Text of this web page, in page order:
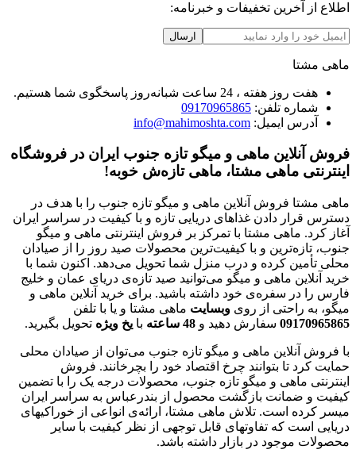
اطلاع از آخرین تخفیفات و خبرنامه:
ارسال
ماهی مشتا
هفت روز هفته ، 24 ساعت شبانه‌روز پاسخگوی شما هستیم.
شماره تلفن: 09170965865
آدرس ایمیل: info@mahimoshta.com
فروش آنلاین ماهی و میگو تازه جنوب ایران در فروشگاه
اینترنتی ماهی مشتا، ماهی تازه‌ش خوبه!
ماهی مشتا فروش آنلاین ماهی و میگو تازه جنوب را با هدف در
دسترس قرار دادن غذاهای دریایی تازه و با کیفیت در سراسر ایران
آغاز کرد. ماهی مشتا با تمرکز بر فروش اینترنتی ماهی و میگو
جنوب، تازه‌ترین و با کیفیت‌ترین محصولات صید روز را از صیادان
محلی تأمین کرده و درب منزل شما تحویل می‌دهد. اکنون شما با
خرید آنلاین ماهی و میگو می‌توانید صید تازه‌ی دریای عمان و خلیج
فارس را در سفره‌ی خود داشته باشید. برای خرید آنلاین ماهی و
میگو، به راحتی از روی وبسایت ماهی مشتا و یا با تلفن
09170965865 سفارش دهید و 48 ساعته با یخ ویژه تحویل بگیرید.
با فروش آنلاین ماهی و میگو تازه جنوب می‌توان از صیادان محلی
حمایت کرد تا بتوانند چرخ اقتصاد خود را بچرخانند. فروش
اینترنتی ماهی و میگو تازه جنوب، محصولات درجه یک را با تضمین
کیفیت و ضمانت بازگشت محصول از بندرعباس به سراسر ایران
میسر کرده است. تلاش ماهی مشتا، ارائه‌ی انواعی از خوراکیهای
دریایی است که تفاوتهای قابل توجهی از نظر کیفیت با سایر
محصولات موجود در بازار داشته باشد.